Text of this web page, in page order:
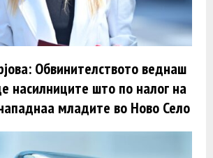
Обвинителството веднаш
насилниците што по налог на
младите во Ново Село